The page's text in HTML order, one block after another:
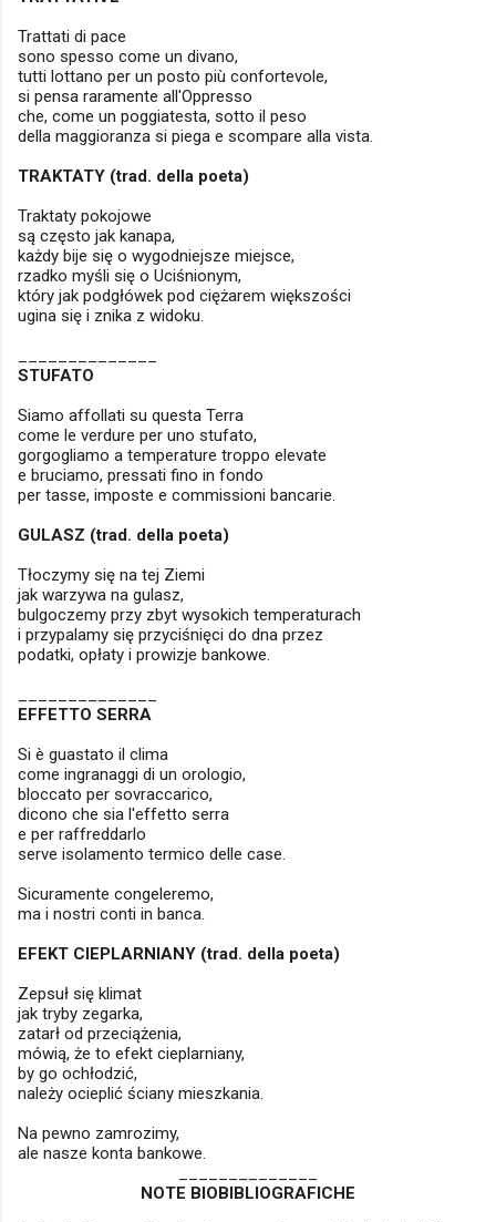
Trattati di pace
sono spesso come un divano,
tutti lottano per un posto più confortevole,
si pensa raramente all'Oppresso
che, come un poggiatesta, sotto il peso
della maggioranza si piega e scompare alla vista.
TRAKTATY (trad. della poeta)
Traktaty pokojowe
są często jak kanapa,
każdy bije się o wygodniejsze miejsce,
rzadko myśli się o Uciśnionym,
który jak podgłówek pod ciężarem większości
ugina się i znika z widoku.
STUFATO
Siamo affollati su questa Terra
come le verdure per uno stufato,
gorgogliamo a temperature troppo elevate
e bruciamo, pressati fino in fondo
per tasse, imposte e commissioni bancarie.
GULASZ (trad. della poeta)
Tłoczymy się na tej Ziemi
jak warzywa na gulasz,
bulgoczemy przy zbyt wysokich temperaturach
i przypalamy się przyciśnięci do dna przez
podatki, opłaty i prowizje bankowe.
EFFETTO SERRA
Si è guastato il clima
come ingranaggi di un orologio,
bloccato per sovraccarico,
dicono che sia l'effetto serra
e per raffreddarlo
serve isolamento termico delle case.
Sicuramente congeleremo,
ma i nostri conti in banca.
EFEKT CIEPLARNIANY (trad. della poeta)
Zepsuł się klimat
jak tryby zegarka,
zatarł od przeciążenia,
mówią, że to efekt cieplarniany,
by go ochłodzić,
należy ocieplić ściany mieszkania.
Na pewno zamrozimy,
ale nasze konta bankowe.
NOTE BIOBIBLIOGRAFICHE